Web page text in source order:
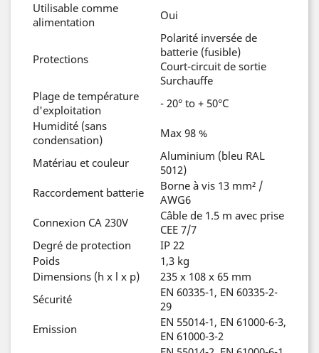
Utilisable comme
alimentation
Oui
Protections
Polarité inversée de
batterie (fusible)
Court-circuit de sortie
Surchauffe
Plage de température
d'exploitation
- 20° to + 50°C
Humidité (sans
condensation)
Max 98 %
Matériau et couleur
Aluminium (bleu RAL
5012)
Raccordement batterie
Borne à vis 13 mm² /
AWG6
Connexion CA 230V
Câble de 1.5 m avec prise
CEE 7/7
Degré de protection
IP 22
Poids
1,3 kg
Dimensions (h x l x p)
235 x 108 x 65 mm
Sécurité
EN 60335-1, EN 60335-2-
29
Emission
EN 55014-1, EN 61000-6-3,
EN 61000-3-2